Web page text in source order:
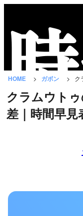
HOME ガボン ク
クラムウト
差｜時間早見
な
と
は？